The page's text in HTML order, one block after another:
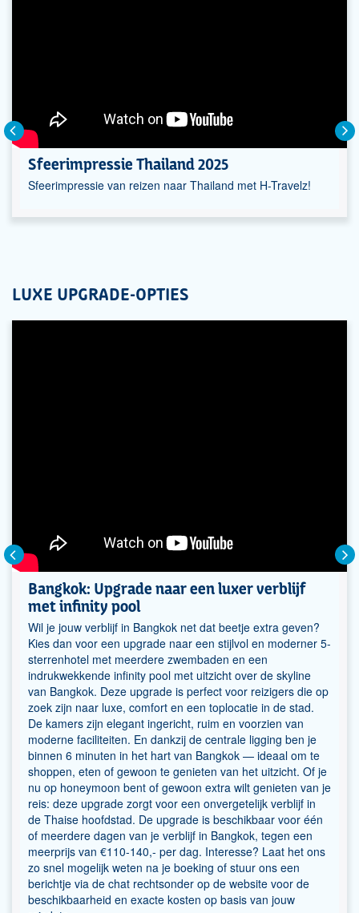
Sfeerimpressie Thailand 2025
Sfeerimpressie van reizen naar Thailand met H-Travelz!
LUXE UPGRADE-OPTIES
Bangkok: Upgrade naar een luxer verblijf
met infinity pool
Wil je jouw verblijf in Bangkok net dat beetje extra geven?
Kies dan voor een upgrade naar een stijlvol en moderner 5-
sterrenhotel met meerdere zwembaden en een
indrukwekkende infinity pool met uitzicht over de skyline
van Bangkok. Deze upgrade is perfect voor reizigers die op
zoek zijn naar luxe, comfort en een toplocatie in de stad.
De kamers zijn elegant ingericht, ruim en voorzien van
moderne faciliteiten. En dankzij de centrale ligging ben je
binnen 6 minuten in het hart van Bangkok — ideaal om te
shoppen, eten of gewoon te genieten van het uitzicht. Of je
nu op honeymoon bent of gewoon extra wilt genieten van je
reis: deze upgrade zorgt voor een onvergetelijk verblijf in
de Thaise hoofdstad. De upgrade is beschikbaar voor één
of meerdere dagen van je verblijf in Bangkok, tegen een
meerprijs van €110-140,- per dag. Interesse? Laat het ons
zo snel mogelijk weten na je boeking of stuur ons een
berichtje via de chat rechtsonder op de website voor de
beschikbaarheid en exacte kosten op basis van jouw